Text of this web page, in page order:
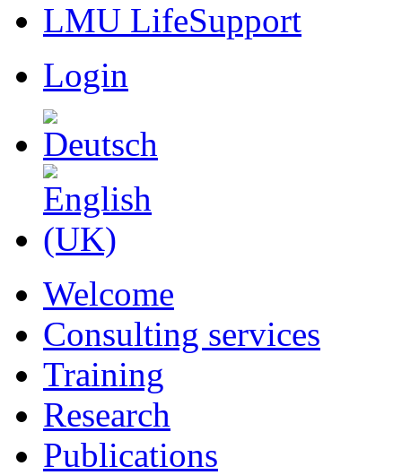
LMU LifeSupport
Login
Welcome
Consulting services
Training
Research
Publications